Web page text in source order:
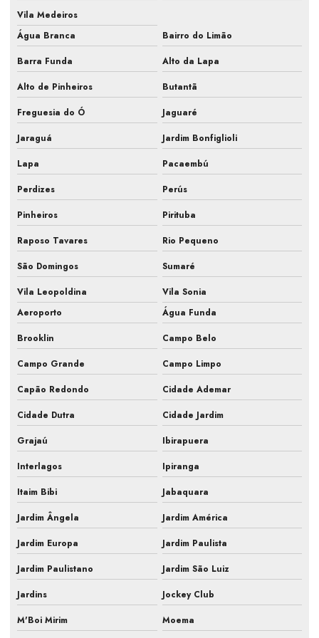
Empresa prestação de serviços ar condicionado
Empresa que faz pmoc para ar condicionado
Fiscalização de ar condicionado em construtora
Fiscalização de ar condicionado em obra
Fiscalização de instalação hvac
Fiscalização de obra ar condicionado
Fiscalização obra de climatização
Fiscalização sistemas hvac
Gestão de obra hvac
Hvac para farmacêutica
Inspeção de ar condicionado em campinas
Inspeção de ar condicionado em sp
Inspeção pmoc de ar condicionado
Laudo ar condicionado pmoc
Laudo técnico pmoc
Limpeza e manutenção de ar condicionado
Limpeza e manutenção de ar condicionado split
Manutenção de ar condicionado central
Manutenção de ar condicionado comercial
Vila Medeiros
Água Branca
Bairro do Limão
Barra Funda
Alto da Lapa
Alto de Pinheiros
Butantã
Freguesia do Ó
Jaguaré
Jaraguá
Jardim Bonfiglioli
Lapa
Pacaembú
Perdizes
Perús
Pinheiros
Pirituba
Raposo Tavares
Rio Pequeno
São Domingos
Sumaré
Vila Leopoldina
Vila Sonia
Aeroporto
Água Funda
Brooklin
Campo Belo
Campo Grande
Campo Limpo
Capão Redondo
Cidade Ademar
Cidade Dutra
Cidade Jardim
Grajaú
Ibirapuera
Interlagos
Ipiranga
Itaim Bibi
Jabaquara
Jardim Ângela
Jardim América
Jardim Europa
Jardim Paulista
Jardim Paulistano
Jardim São Luiz
Jardins
Jockey Club
M'Boi Mirim
Moema